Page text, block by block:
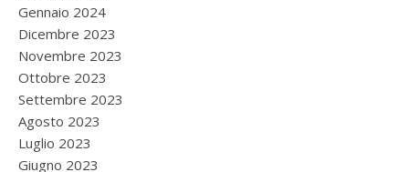
Gennaio 2024
Dicembre 2023
Novembre 2023
Ottobre 2023
Settembre 2023
Agosto 2023
Luglio 2023
Giugno 2023